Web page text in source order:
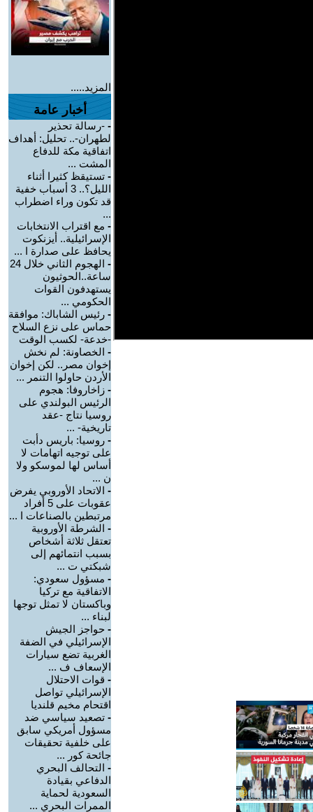
المزيد.....
أخبار عامة
- -رسالة تحذير
لطهران-.. تحليل: أهداف
اتفاقية مكة للدفاع
المشت ...
- تستيقظ كثيرا أثناء
الليل؟.. 3 أسباب خفية
قد تكون وراء اضطراب
...
- مع اقتراب الانتخابات
الإسرائيلية.. أيزنكوت
يحافظ على صدارة ا ...
-
الهجوم الثاني خلال 24
ساعة..الحوثيون
يستهدفون القوات
الحكومي ...
- رئيس الشاباك: موافقة
حماس على نزع السلاح
-خدعة- لكسب الوقت
- الخصاونة: لم نخش
إخوان مصر.. لكن إخوان
الأردن حاولوا التنمر ...
- زاخاروفا: هجوم
الرئيس البولندي على
روسيا نتاج -عقد
تاريخية- ...
- روسيا: باريس دأبت
على توجيه اتهامات لا
أساس لها لموسكو ولا
ن ...
- الاتحاد الأوروبي يفرض
عقوبات على 5 أفراد
مرتبطين بالصناعات ا ...
- الشرطة الأوروبية
تعتقل ثلاثة أشخاص
بسبب انتمائهم إلى
شبكتي ت ...
- مسؤول سعودي:
الاتفاقية مع تركيا
وباكستان لا تمثل توجها
لبناء ...
- حواجز الجيش
الإسرائيلي في الضفة
الغربية تضع سيارات
الإسعاف ف ...
- قوات الاحتلال
الإسرائيلي تواصل
اقتحام مخيم قلنديا
- تصعيد سياسي ضد
مسؤول أمريكي سابق
على خلفية تحقيقات
جائحة كور ...
- التحالف البحري
الدفاعي بقيادة
السعودية لحماية
الممرات البحري ...